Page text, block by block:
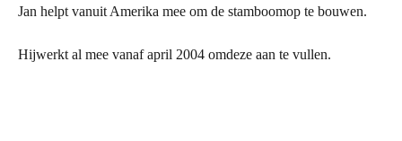
Jan helpt vanuit Amerika mee om de stamboomop te bouwen.
Hijwerkt al mee vanaf april 2004 omdeze aan te vullen.